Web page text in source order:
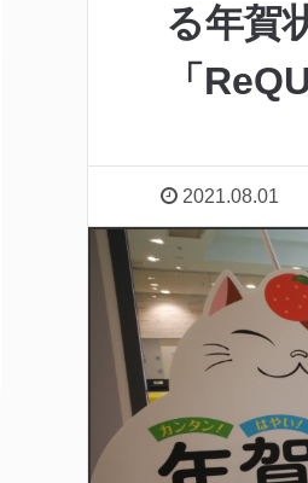
る年賀
「
2021.08.01